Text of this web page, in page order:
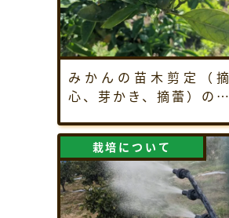
みかんの苗木剪定（摘
心、芽かき、摘蕾）のや
栽培について